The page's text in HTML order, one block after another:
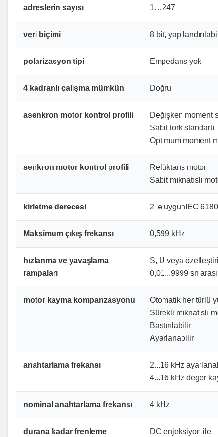
adreslerin sayısı 1…247
veri biçimi 8 bit,
polarizasyon tipi Empedans yok
4 kadranlı çalışma mümkün Doğru
asenkron motor kontrol profili
Değişken moment
Sabit tork standartı
Optimum moment
senkron motor kontrol profili
Relüktans motor
Sabit mıknatıslı
kirletme derecesi 2 'e uygunIEC
Maksimum çıkış frekansı 0,599 kHz
hızlanma ve yavaşlama
rampaları
S, U veya
0,01...9999 sn
motor kayma kompanzasyonu
Otomatik her türlü
Sürekli mıknatıslı
Bastırılabilir
Ayarlanabilir
anahtarlama frekansı
2...16 kHz
4...16 kHz değer
nominal anahtarlama frekansı 4 kHz
durana kadar frenleme DC enjeksiyon ile